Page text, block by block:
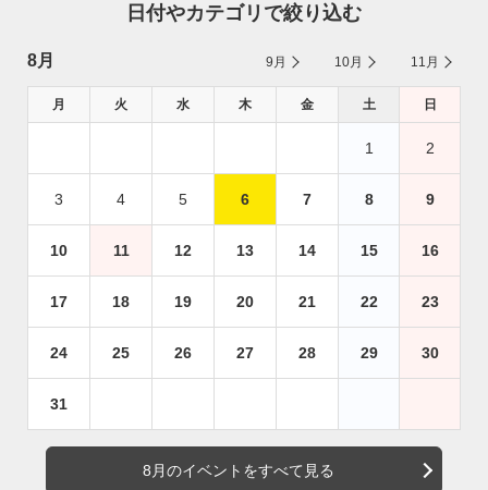
日付やカテゴリで絞り込む
8月 9月 10月 11月
月 火 水 木 金 土 日
1 2
3 4 5 6 7 8 9
10 11 12 13 14 15 16
17 18 19 20 21 22 23
24 25 26 27 28 29 30
31
8月のイベントをすべて見る